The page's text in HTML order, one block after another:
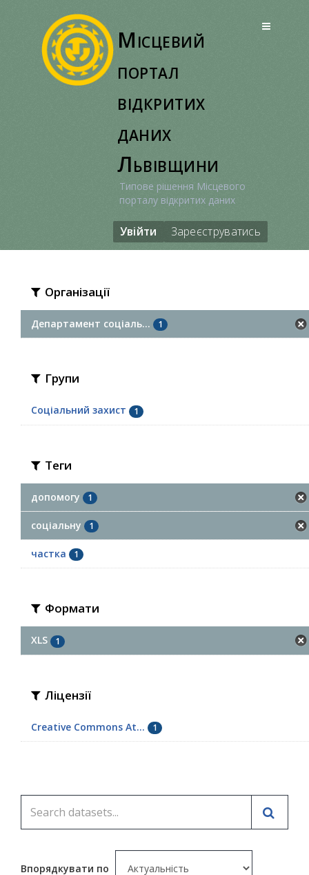
Місцевий
портал
відкритих
даних
Львівщини
Типове рішення Місцевого
порталу відкритих даних
Увійти Зареєструватись
Організації
Департамент соціаль... 1
Групи
Соціальний захист 1
Теги
допомогу 1
соціальну 1
частка 1
Формати
XLS 1
Ліцензії
Creative Commons At... 1
Впорядкувати по